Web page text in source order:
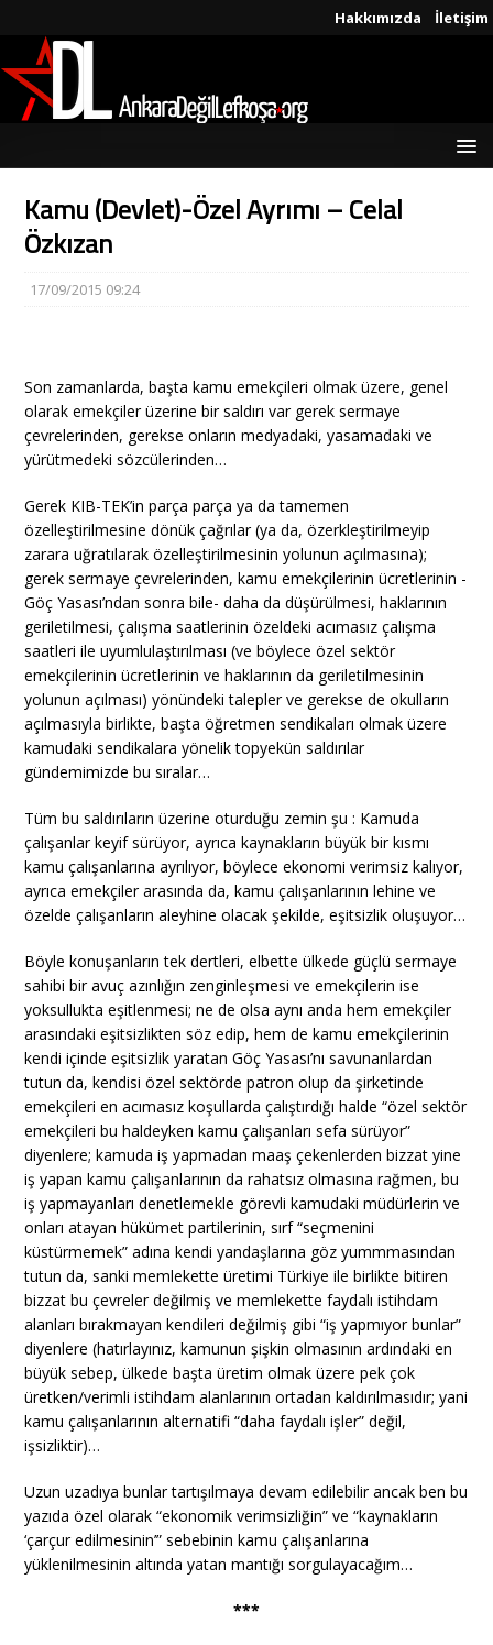
Hakkımızda İletişim
Kamu (Devlet)-Özel Ayrımı – Celal
Özkızan
17/09/2015 09:24
Son zamanlarda, başta kamu emekçileri olmak üzere, genel
olarak emekçiler üzerine bir saldırı var gerek sermaye
çevrelerinden, gerekse onların medyadaki, yasamadaki ve
yürütmedeki sözcülerinden…
Gerek KIB-TEK’in parça parça ya da tamemen
özelleştirilmesine dönük çağrılar (ya da, özerkleştirilmeyip
zarara uğratılarak özelleştirilmesinin yolunun açılmasına);
gerek sermaye çevrelerinden, kamu emekçilerinin ücretlerinin -
Göç Yasası’ndan sonra bile- daha da düşürülmesi, haklarının
geriletilmesi, çalışma saatlerinin özeldeki acımasız çalışma
saatleri ile uyumlulaştırılması (ve böylece özel sektör
emekçilerinin ücretlerinin ve haklarının da geriletilmesinin
yolunun açılması) yönündeki talepler ve gerekse de okulların
açılmasıyla birlikte, başta öğretmen sendikaları olmak üzere
kamudaki sendikalara yönelik topyekün saldırılar
gündemimizde bu sıralar…
Tüm bu saldırıların üzerine oturduğu zemin şu : Kamuda
çalışanlar keyif sürüyor, ayrıca kaynakların büyük bir kısmı
kamu çalışanlarına ayrılıyor, böylece ekonomi verimsiz kalıyor,
ayrıca emekçiler arasında da, kamu çalışanlarının lehine ve
özelde çalışanların aleyhine olacak şekilde, eşitsizlik oluşuyor…
Böyle konuşanların tek dertleri, elbette ülkede güçlü sermaye
sahibi bir avuç azınlığın zenginleşmesi ve emekçilerin ise
yoksullukta eşitlenmesi; ne de olsa aynı anda hem emekçiler
arasındaki eşitsizlikten söz edip, hem de kamu emekçilerinin
kendi içinde eşitsizlik yaratan Göç Yasası’nı savunanlardan
tutun da, kendisi özel sektörde patron olup da şirketinde
emekçileri en acımasız koşullarda çalıştırdığı halde “özel sektör
emekçileri bu haldeyken kamu çalışanları sefa sürüyor”
diyenlere; kamuda iş yapmadan maaş çekenlerden bizzat yine
iş yapan kamu çalışanlarının da rahatsız olmasına rağmen, bu
iş yapmayanları denetlemekle görevli kamudaki müdürlerin ve
onları atayan hükümet partilerinin, sırf “seçmenini
küstürmemek” adına kendi yandaşlarına göz yummmasından
tutun da, sanki memlekette üretimi Türkiye ile birlikte bitiren
bizzat bu çevreler değilmiş ve memlekette faydalı istihdam
alanları bırakmayan kendileri değilmiş gibi “iş yapmıyor bunlar”
diyenlere (hatırlayınız, kamunun şişkin olmasının ardındaki en
büyük sebep, ülkede başta üretim olmak üzere pek çok
üretken/verimli istihdam alanlarının ortadan kaldırılmasıdır; yani
kamu çalışanlarının alternatifi “daha faydalı işler” değil,
işsizliktir)…
Uzun uzadıya bunlar tartışılmaya devam edilebilir ancak ben bu
yazıda özel olarak “ekonomik verimsizliğin” ve “kaynakların
‘çarçur edilmesinin’” sebebinin kamu çalışanlarına
yüklenilmesinin altında yatan mantığı sorgulayacağım…
***